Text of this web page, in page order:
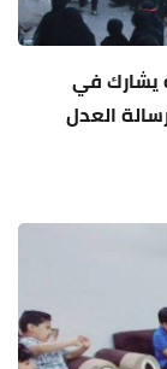
يشارك في
العدل